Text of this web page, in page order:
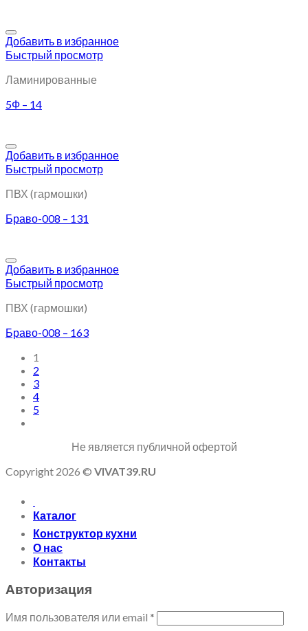
Добавить в избранное
Быстрый просмотр
Ламинированные
5Ф – 14
Добавить в избранное
Быстрый просмотр
ПВХ (гармошки)
Браво-008 – 131
Добавить в избранное
Быстрый просмотр
ПВХ (гармошки)
Браво-008 – 163
1
2
3
4
5
Не является публичной офертой
Copyright 2026 © VIVAT39.RU
Каталог
Конструктор кухни
О нас
Контакты
Авторизация
Имя пользователя или email *